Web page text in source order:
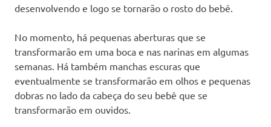
desenvolvendo e logo se tornarão o rosto do bebê.
No momento, há pequenas aberturas que se
transformarão em uma boca e nas narinas em algumas
semanas. Há também manchas escuras que
eventualmente se transformarão em olhos e pequenas
dobras no lado da cabeça do seu bebê que se
transformarão em ouvidos.